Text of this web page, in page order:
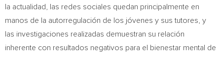
la actualidad, las redes sociales quedan principalmente en
manos de la autorregulación de los jóvenes y sus tutores, y
las investigaciones realizadas demuestran su relación
inherente con resultados negativos para el bienestar mental de